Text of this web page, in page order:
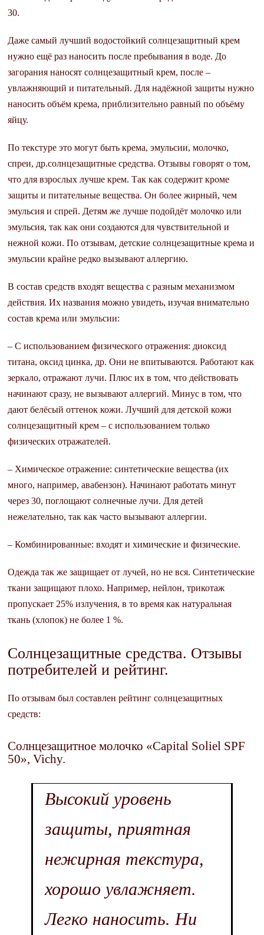
30.
Даже самый лучший водостойкий солнцезащитный крем
нужно ещё раз наносить после пребывания в воде. До
загорания наносят солнцезащитный крем, после –
увлажняющий и питательный. Для надёжной защиты нужно
наносить объём крема, приблизительно равный по объёму
яйцу.
По текстуре это могут быть крема, эмульсии, молочко,
спреи, др.солнцезащитные средства. Отзывы говорят о том,
что для взрослых лучше крем. Так как содержит кроме
защиты и питательные вещества. Он более жирный, чем
эмульсия и спрей. Детям же лучше подойдёт молочко или
эмульсия, так как они создаются для чувствительной и
нежной кожи. По отзывам, детские солнцезащитные крема и
эмульсии крайне редко вызывают аллергию.
В состав средств входят вещества с разным механизмом
действия. Их названия можно увидеть, изучая внимательно
состав крема или эмульсии:
– С использованием физического отражения: диоксид
титана, оксид цинка, др. Они не впитываются. Работают как
зеркало, отражают лучи. Плюс их в том, что действовать
начинают сразу, не вызывают аллергий. Минус в том, что
дают белёсый оттенок кожи. Лучший для детской кожи
солнцезащитный крем – с использованием только
физических отражателей.
– Химическое отражение: синтетические вещества (их
много, например, авабензон). Начинают работать минут
через 30, поглощают солнечные лучи. Для детей
нежелательно, так как часто вызывают аллергии.
– Комбинированные: входят и химические и физические.
Одежда так же защищает от лучей, но не вся. Синтетические
ткани защищают плохо. Например, нейлон, трикотаж
пропускает 25% излучения, в то время как натуральная
ткань (хлопок) не более 1 %.
Солнцезащитные средства. Отзывы
потребителей и рейтинг.
По отзывам был составлен рейтинг солнцезащитных
средств:
Солнцезащитное молочко «Capital Soliel SPF
50», Vichy.
Высокий уровень
защиты, приятная
нежирная текстура,
хорошо увлажняет.
Легко наносить. Ни